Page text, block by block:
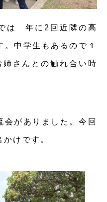
は 年に2回近隣の高
中学生もあるので１
さんとの触れ合い時
会がありました。今回
けです。